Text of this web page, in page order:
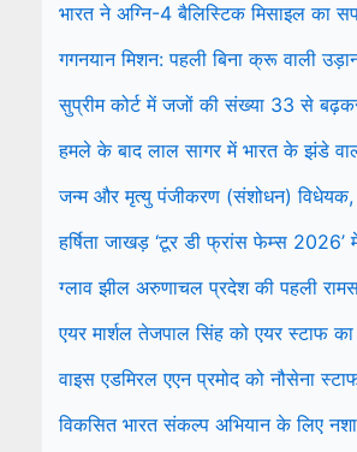
भारत ने अग्नि-4 बैलिस्टिक मिसाइल का
गगनयान मिशन: पहली बिना क्रू वाली
सुप्रीम कोर्ट में जजों की संख्या 33 से
हमले के बाद लाल सागर में भारत के झंडे
जन्म और मृत्यु पंजीकरण (संशोधन)
हर्षिता जाखड़ ‘टूर डी फ्रांस फेम्स 2026’
ग्लाव झील अरुणाचल प्रदेश की पहली
एयर मार्शल तेजपाल सिंह को एयर स्टाफ का
वाइस एडमिरल एएन प्रमोद को नौसेना
विकसित भारत संकल्प अभियान के लिए